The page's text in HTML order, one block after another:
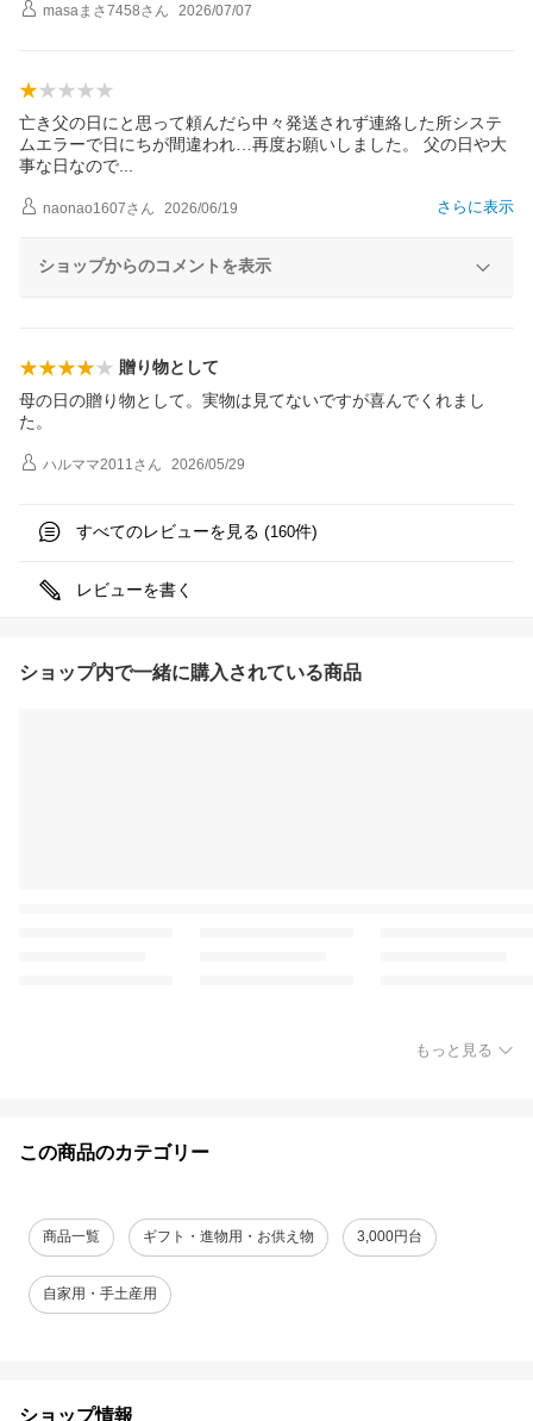
masaまさ7458さん 2026/07/07
亡き父の日にと思って頼んだら中々発送されず連絡した所システ
ムエラーで日にちが間違われ…再度お願いしました。 父の日や大
事な日なので
さらに表示
naonao1607さん 2026/06/19
ショップからのコメントを表示
贈り物として
母の日の贈り物として。実物は見てないですが喜んでくれまし
た。
ハルママ2011さん 2026/05/29
すべてのレビューを見る (160件)
レビューを書く
ショップ内で一緒に購入されている商品
もっと見る
この商品のカテゴリー
商品一覧 ギフト・進物用・お供え物 3,000円台
自家用・手土産用
ショップ情報